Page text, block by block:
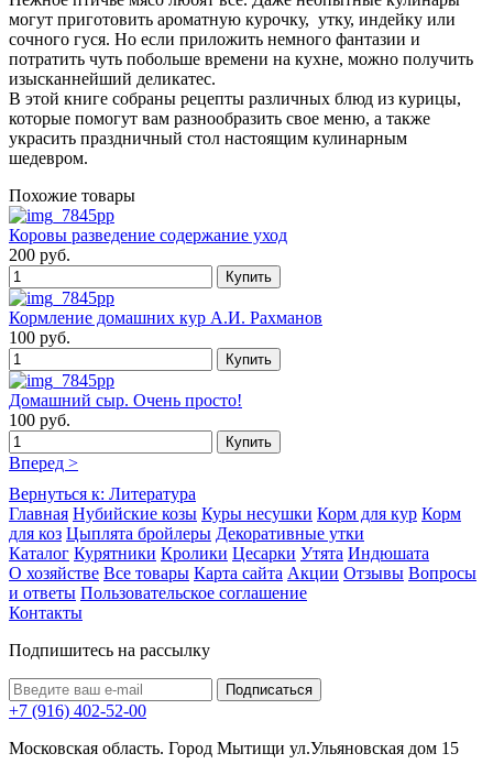
могут приготовить ароматную курочку, утку, индейку или
сочного гуся. Но если приложить немного фантазии и
потратить чуть побольше времени на кухне, можно получить
изысканнейший деликатес.
В этой книге собраны рецепты различных блюд из курицы,
которые помогут вам разнообразить свое меню, а также
украсить праздничный стол настоящим кулинарным
шедевром.
Похожие товары
Коровы разведение содержание уход
200 руб.
Кормление домашних кур А.И. Рахманов
100 руб.
Домашний сыр. Очень просто!
100 руб.
Вперед >
Вернуться к: Литература
Главная Нубийские козы Куры несушки Корм для кур Корм
для коз Цыплята бройлеры Декоративные утки
Каталог Курятники Кролики Цесарки Утята Индюшата
О хозяйстве Все товары Карта сайта Акции Отзывы Вопросы
и ответы Пользовательское соглашение
Контакты
Подпишитесь на рассылку
+7 (916) 402-52-00
Московская область. Город Мытищи ул.Ульяновская дом 15